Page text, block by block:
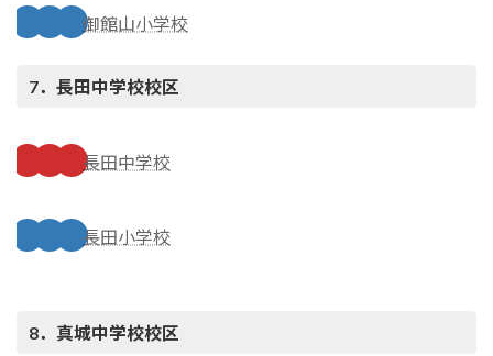
御館山小学校
7．長田中学校校区
長田中学校
長田小学校
8．真城中学校校区